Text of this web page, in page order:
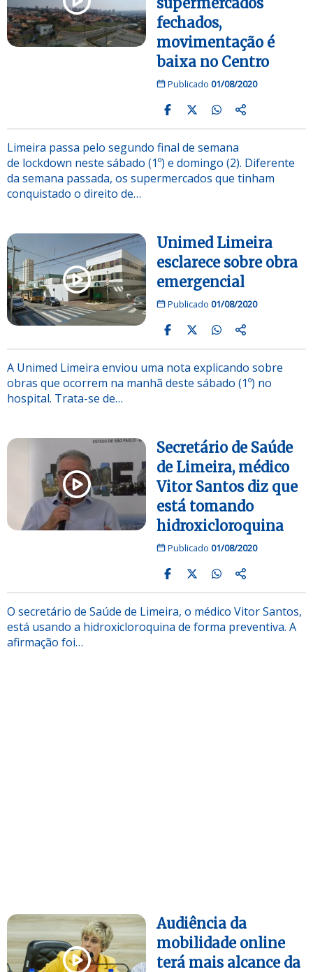
fechados,
movimentação é
baixa no Centro
Publicado 01/08/2020
Limeira passa pelo segundo final de semana
de lockdown neste sábado (1º) e domingo (2). Diferente
da semana passada, os supermercados que tinham
conquistado o direito de…
Unimed Limeira
esclarece sobre obra
emergencial
Publicado 01/08/2020
A Unimed Limeira enviou uma nota explicando sobre
obras que ocorrem na manhã deste sábado (1º) no
hospital. Trata-se de…
Secretário de Saúde
de Limeira, médico
Vitor Santos diz que
está tomando
hidroxicloroquina
Publicado 01/08/2020
O secretário de Saúde de Limeira, o médico Vitor Santos,
está usando a hidroxicloroquina de forma preventiva. A
afirmação foi…
Audiência da
mobilidade online
terá mais alcance da